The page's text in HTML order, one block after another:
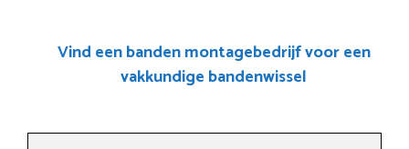
Vind een banden montagebedrijf voor een
vakkundige bandenwissel